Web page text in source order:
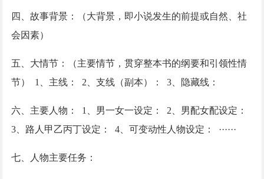
四、故事背景：（大背景，即小说发生的前提或自然、社
会因素）
五、大情节：（主要情节，贯穿整本书的纲要和引领性情
节）
1、主线： 2、支线（副本）： 3、隐藏线：
六、主要人物：
1、男一女一设定： 2、男配女配设定：
3、路人甲乙丙丁设定： 4、可变动性人物设定： ······
七、人物主要任务：